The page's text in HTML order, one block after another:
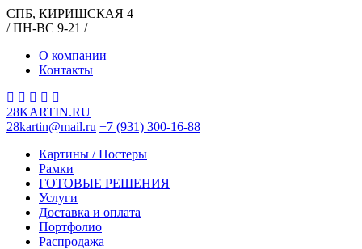
СПБ, КИРИШСКАЯ 4
/ ПН-ВС 9-21 /
О компании
Контакты
28KARTIN.RU
28kartin@mail.ru +7 (931) 300-16-88
Картины / Постеры
Рамки
ГОТОВЫЕ РЕШЕНИЯ
Услуги
Доставка и оплата
Портфолио
Распродажа